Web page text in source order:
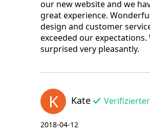
our new website and we
great experience.
design and customer
exceeded our expectations.
surprised very pleasantly.
K Kate
2018-04-12